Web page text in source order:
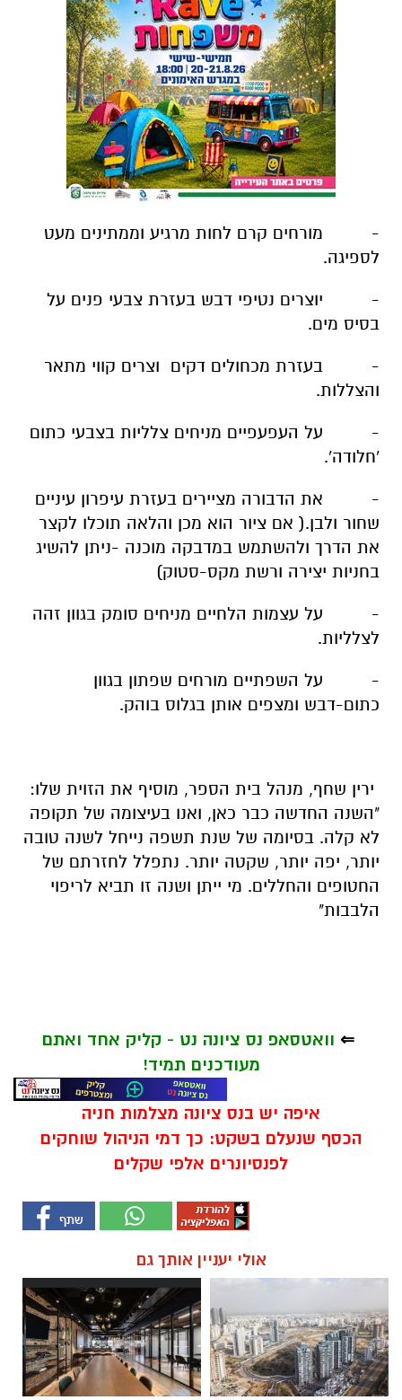
- מורחים קרם לחות מרגיע וממתינים מעט
לספיגה.
- יוצרים נטיפי דבש בעזרת צבעי פנים על
בסיס מים.
- בעזרת מכחולים דקים וצרים קווי מתאר
והצללות.
- על העפעפיים מניחים צלליות בצבעי כתום
'חלודה'.
- את הדבורה מציירים בעזרת עיפרון עיניים
שחור ולבן.( אם ציור הוא מכן והלאה תוכלו לקצר
את הדרך ולהשתמש במדבקה מוכנה -ניתן להשיג
בחניות יצירה ורשת מקס-סטוק)
- על עצמות הלחיים מניחים סומק בגוון זהה
לצלליות.
- על השפתיים מורחים שפתון בגוון
כתום-דבש ומצפים אותן בגלוס בוהק.
ירין שחף, מנהל בית הספר, מוסיף את הזוית שלו:
"השנה החדשה כבר כאן, ואנו בעיצומה של תקופה
לא קלה. בסיומה של שנת תשפה נייחל לשנה טובה
יותר, יפה יותר, שקטה יותר. נתפלל לחזרתם של
החטופים והחללים. מי ייתן ושנה זו תביא לריפוי
הלבבות"
⇐ וואטסאפ נס ציונה נט - קליק אחד ואתם
מעודכנים תמיד!
איפה יש בנס ציונה מצלמות חניה
הכסף שנעלם בשקט: כך דמי הניהול שוחקים
לפנסיונרים אלפי שקלים
אולי יעניין אותך גם